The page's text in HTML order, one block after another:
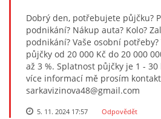
Dobrý den, potřebujete půjčku?
podnikání? Nákup auta? Kolo?
podnikání? Vaše osobní
půjčky od 20 000 Kč do 20 000
až 3 %. Splatnost půjčky je 1 -
více informací mě prosím
sarkavizinova48@gmail.com
5. 11. 2024 17:57 Odpovědět